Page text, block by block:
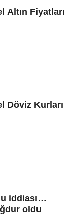
Altın Fiyatları
Döviz Kurları
iddiası…
oldu